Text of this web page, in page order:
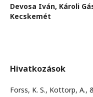
Devosa Iván, Károli
Kecskemét
Hivatkozások
Forss, K. S., Kottorp, A.,